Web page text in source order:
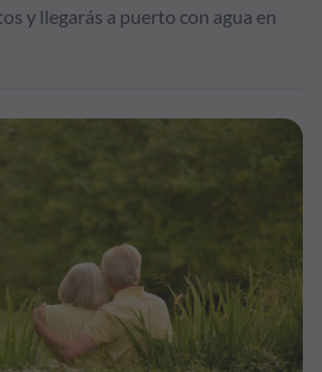
y llegarás a puerto con agua en